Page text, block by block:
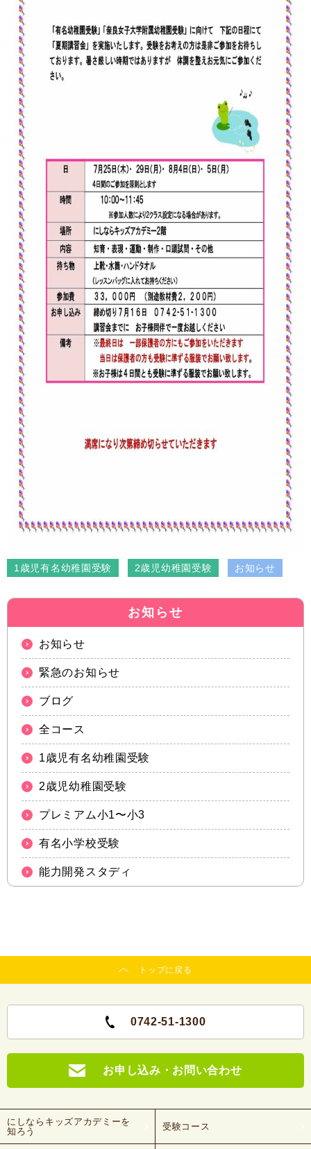
1歳児有名幼稚園受験 2歳児幼稚園受験 お知らせ
お知らせ
お知らせ
緊急のお知らせ
ブログ
全コース
1歳児有名幼稚園受験
2歳児幼稚園受験
プレミアム小1〜小3
有名小学校受験
能力開発スタディ
トップに戻る
0742-51-1300
お申し込み・お問い合わせ
にしならキッズアカデミーを
知ろう
受験コース